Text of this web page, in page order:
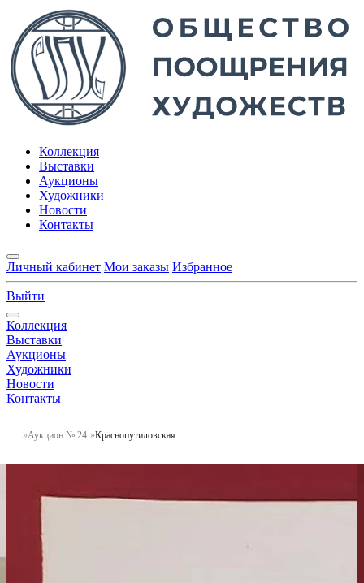
Коллекция
Выставки
Аукционы
Художники
Новости
Контакты
Личный кабинет Мои заказы Избранное
Выйти
Коллекция
Выставки
Аукционы
Художники
Новости
Контакты
Аукцион № 24 Краснопутиловская